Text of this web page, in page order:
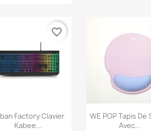
Aperçu rapide
Factory Clavier
Kabee...
favorite_border
Aperçu
WE POP Tapis De
Avec...